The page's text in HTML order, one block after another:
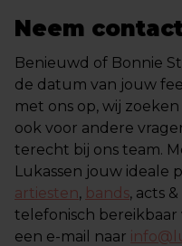
Neem
Benieuwd of Bonnie
de datum van jouw
met ons op, wij
ook voor andere
terecht bij ons team.
Lukassen jouw ideale
artiesten, bands, acts &
telefonisch bereikbaar
een e-mail naar